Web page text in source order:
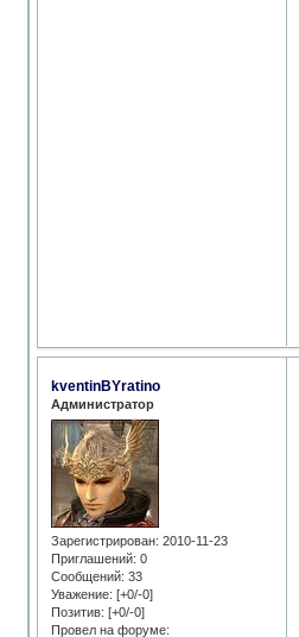
kventinBYratino
Администратор
Зарегистрирован: 2010-11-23
Приглашений: 0
Сообщений: 33
Уважение: [+0/-0]
Позитив: [+0/-0]
Провел на форуме: